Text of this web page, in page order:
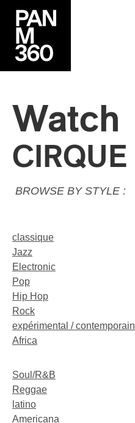
Watch
CIRQUE
BROWSE BY STYLE :
classique
Jazz
Electronic
Pop
Hip Hop
Rock
expérimental / contemporain
Africa
Soul/R&B
Reggae
latino
Americana